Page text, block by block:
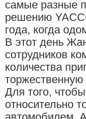
самые разные
решению
года, когда
В этот день
сотрудников
количества
Для того,
относительно